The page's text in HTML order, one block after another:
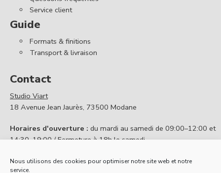
Nous utilisons des cookies pour optimiser notre site web et notre
service.
Service client
Guide
Formats & finitions
Transport & livraison
Contact
Studio Viart
18 Avenue Jean Jaurès, 73500 Modane
Horaires d'ouverture : du mardi au samedi de 09:00–12:00 et
14:30–19:00 / Fermeture à 18h le samedi
Contactez nous